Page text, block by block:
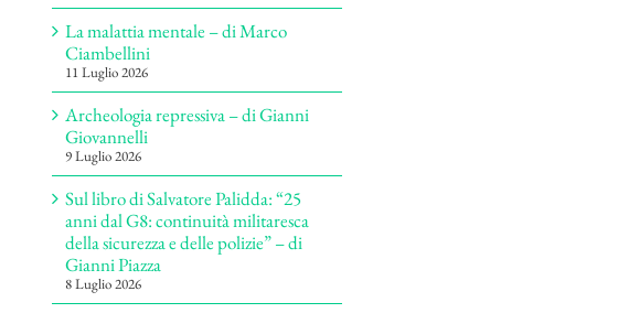
La malattia mentale – di Marco
Ciambellini
11 Luglio 2026
Archeologia repressiva – di Gianni
Giovannelli
9 Luglio 2026
Sul libro di Salvatore Palidda: “25
anni dal G8: continuità militaresca
della sicurezza e delle polizie” – di
Gianni Piazza
8 Luglio 2026